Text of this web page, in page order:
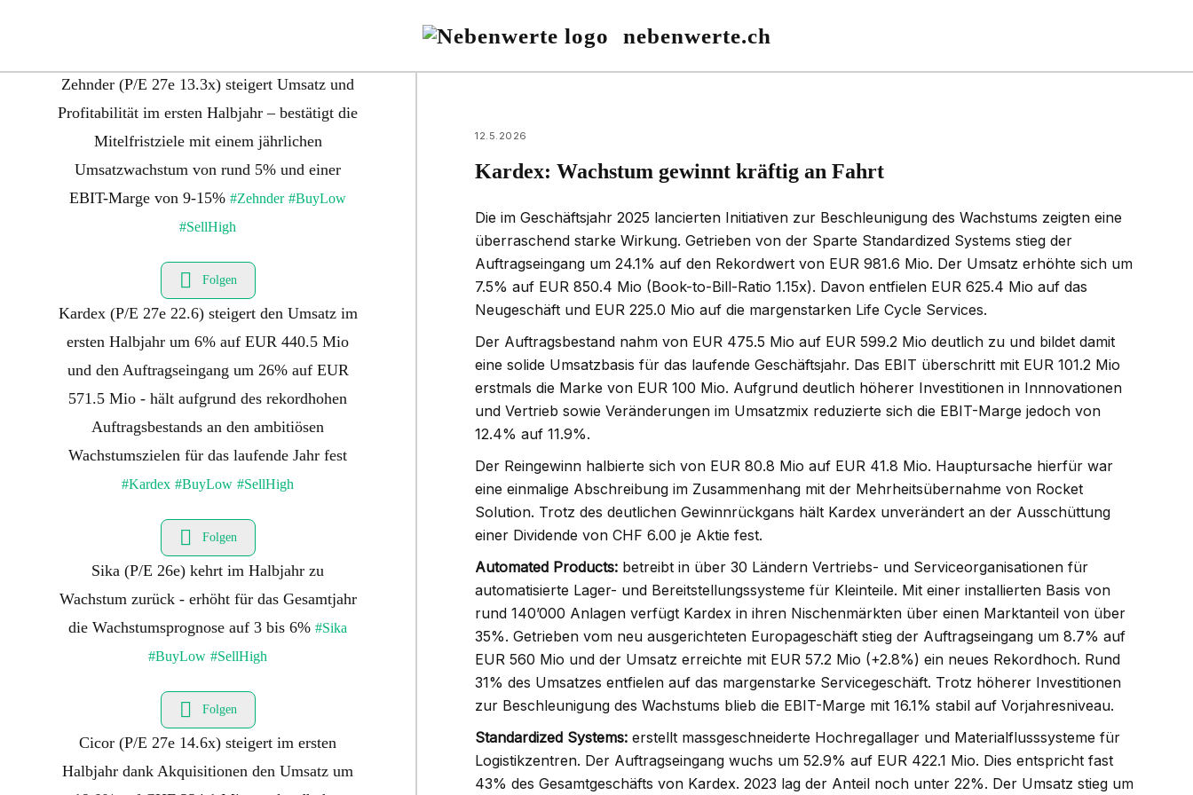
nebenwerte.ch
Zehnder (P/E 27e 13.3x) steigert Umsatz und
Profitabilität im ersten Halbjahr – bestätigt die
Mitelfristziele mit einem jährlichen
Umsatzwachstum von rund 5% und einer
EBIT-Marge von 9-15%#Zehnder #BuyLow
#SellHigh
Folgen
Kardex (P/E 27e 22.6) steigert den Umsatz im
ersten Halbjahr um 6% auf EUR 440.5 Mio
und den Auftragseingang um 26% auf EUR
571.5 Mio - hält aufgrund des rekordhohen
Auftragsbestands an den ambitiösen
Wachstumszielen für das laufende Jahr fest
#Kardex #BuyLow #SellHigh
Folgen
Sika (P/E 26e) kehrt im Halbjahr zu
Wachstum zurück - erhöht für das Gesamtjahr
die Wachstumsprognose auf 3 bis 6%#Sika
#BuyLow #SellHigh
Folgen
Cicor (P/E 27e 14.6x) steigert im ersten
Halbjahr dank Akquisitionen den Umsatz um
12.5.2026
Kardex: Wachstum gewinnt kräftig an Fahrt
Die im Geschäftsjahr 2025 lancierten Initiativen zur Beschleunigung des Wachstums zeigten eine
überraschend starke Wirkung. Getrieben von der Sparte Standardized Systems stieg der
Auftragseingang um 24.1% auf den Rekordwert von EUR 981.6 Mio. Der Umsatz erhöhte sich um
7.5% auf EUR 850.4 Mio (Book-to-Bill-Ratio 1.15x). Davon entfielen EUR 625.4 Mio auf das
Neugeschäft und EUR 225.0 Mio auf die margenstarken Life Cycle Services.
Der Auftragsbestand nahm von EUR 475.5 Mio auf EUR 599.2 Mio deutlich zu und bildet damit
eine solide Umsatzbasis für das laufende Geschäftsjahr. Das EBIT überschritt mit EUR 101.2 Mio
erstmals die Marke von EUR 100 Mio. Aufgrund deutlich höherer Investitionen in Innnovationen
und Vertrieb sowie Veränderungen im Umsatzmix reduzierte sich die EBIT-Marge jedoch von
12.4% auf 11.9%.
Der Reingewinn halbierte sich von EUR 80.8 Mio auf EUR 41.8 Mio. Hauptursache hierfür war
eine einmalige Abschreibung im Zusammenhang mit der Mehrheitsübernahme von Rocket
Solution. Trotz des deutlichen Gewinnrückgans hält Kardex unverändert an der Ausschüttung
einer Dividende von CHF 6.00 je Aktie fest.
Automated Products: betreibt in über 30 Ländern Vertriebs- und Serviceorganisationen für
automatisierte Lager- und Bereitstellungssysteme für Kleinteile. Mit einer installierten Basis von
rund 140’000 Anlagen verfügt Kardex in ihren Nischenmärkten über einen Marktanteil von über
35%. Getrieben vom neu ausgerichteten Europageschäft stieg der Auftragseingang um 8.7% auf
EUR 560 Mio und der Umsatz erreichte mit EUR 57.2 Mio (+2.8%) ein neues Rekordhoch. Rund
31% des Umsatzes entfielen auf das margenstarke Servicegeschäft. Trotz höherer Investitionen
zur Beschleunigung des Wachstums blieb die EBIT-Marge mit 16.1% stabil auf Vorjahresniveau.
Standardized Systems: erstellt massgeschneiderte Hochregallager und Materialflusssysteme für
Logistikzentren. Der Auftragseingang wuchs um 52.9% auf EUR 422.1 Mio. Dies entspricht fast
43% des Gesamtgeschäfts von Kardex. 2023 lag der Anteil noch unter 22%. Der Umsatz stieg um